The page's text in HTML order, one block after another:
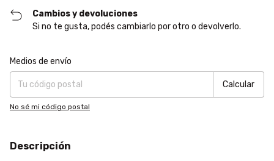
Cambios y devoluciones
Si no te gusta, podés cambiarlo por otro o devolverlo.
Entregas para el CP:
Medios de envío
Calcular
No sé mi código postal
Descripción